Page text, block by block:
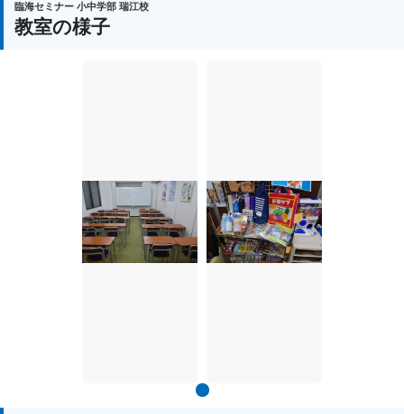
臨海セミナー 小中学部 瑞江校
教室の様子